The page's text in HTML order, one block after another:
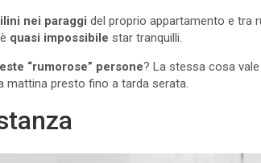
nei paraggi del proprio appartamento e tra
quasi impossibile star tranquilli.
“rumorose” persone? La stessa cosa
mattina presto fino a tarda serata.